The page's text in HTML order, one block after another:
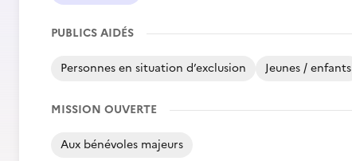
PUBLICS AIDÉS
Personnes en situation d’exclusion Jeunes / enfants
MISSION OUVERTE
Aux bénévoles majeurs